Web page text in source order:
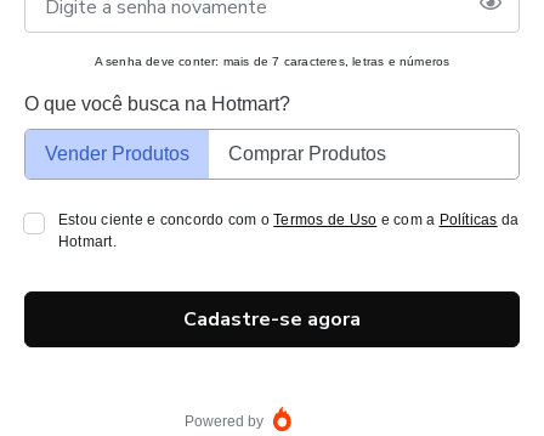
A senha deve conter: mais de 7 caracteres, letras e números
O que você busca na Hotmart?
Vender Produtos Comprar Produtos
Estou ciente e concordo com oTermos de Uso e com a Políticas da
Hotmart.
Cadastre-se agora
Powered by